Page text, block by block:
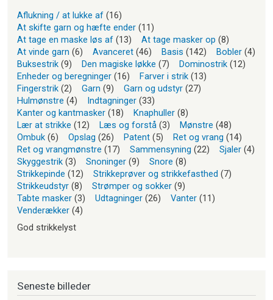
Aflukning / at lukke af (16)
At skifte garn og hæfte ender (11)
At tage en maske løs af (13) At tage masker op (8)
At vinde garn (6) Avanceret (46) Basis (142) Bobler (4)
Buksestrik (9) Den magiske løkke (7) Dominostrik (12)
Enheder og beregninger (16) Farver i strik (13)
Fingerstrik (2) Garn (9) Garn og udstyr (27)
Hulmønstre (4) Indtagninger (33)
Kanter og kantmasker (18) Knaphuller (8)
Lær at strikke (12) Læs og forstå (3) Mønstre (48)
Ombuk (6) Opslag (26) Patent (5) Ret og vrang (14)
Ret og vrangmønstre (17) Sammensyning (22) Sjaler (4)
Skyggestrik (3) Snoninger (9) Snore (8)
Strikkepinde (12) Strikkeprøver og strikkefasthed (7)
Strikkeudstyr (8) Strømper og sokker (9)
Tabte masker (3) Udtagninger (26) Vanter (11)
Venderækker (4)
God strikkelyst
Seneste billeder